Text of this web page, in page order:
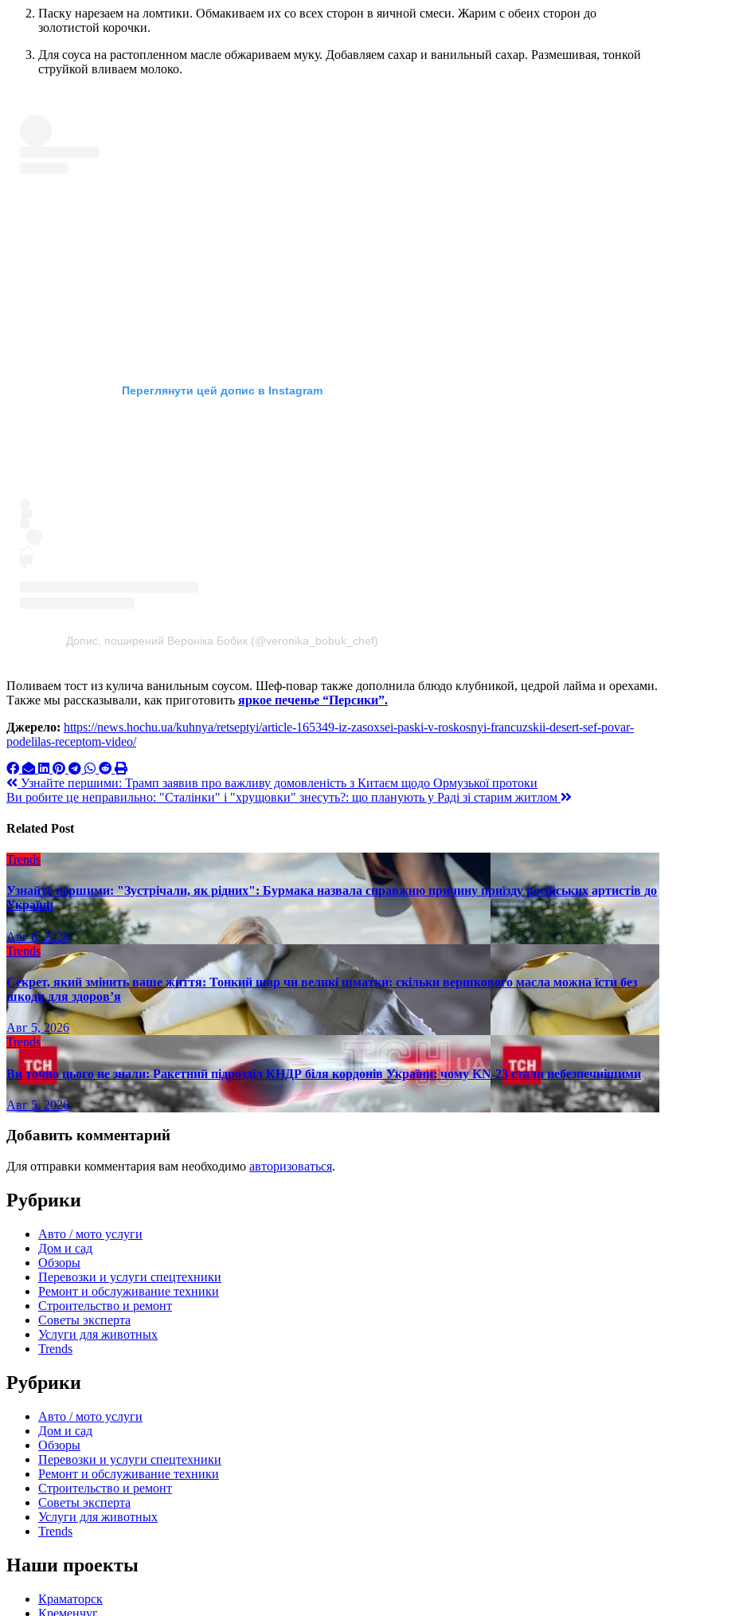
Паску нарезаем на ломтики. Обмакиваем их со всех сторон в яичной смеси. Жарим с обеих сторон до
золотистой корочки.
Для соуса на растопленном масле обжариваем муку. Добавляем сахар и ванильный сахар. Размешивая, тонкой
струйкой вливаем молоко.
Переглянути цей допис в Instagram
Допис, поширений Вероніка Бобик (@veronika_bobuk_chef)
Поливаем тост из кулича ванильным соусом. Шеф-повар также дополнила блюдо клубникой, цедрой лайма и орехами.
Также мы рассказывали, как приготовить яркое печенье “Персики”.
Джерело: https://news.hochu.ua/kuhnya/retseptyi/article-165349-iz-zasoxsei-paski-v-roskosnyi-francuzskii-desert-sef-povar-
podelilas-receptom-video/
Навигация
по
записям
Узнайте першими: Трамп заявив про важливу домовленість з Китаєм щодо Ормузької протоки
Ви робите це неправильно: "Сталінки" і "хрущовки" знесуть?: що планують у Раді зі старим житлом
Related Post
Trends
Узнайте першими: "Зустрічали, як рідних": Бурмака назвала справжню причину приїзду російських артистів до
України
Авг 6, 2026
Trends
Секрет, який змінить ваше життя: Тонкий шар чи великі шматки: скільки вершкового масла можна їсти без
шкоди для здоров’я
Авг 5, 2026
Trends
Ви точно цього не знали: Ракетний підрозділ КНДР біля кордонів України: чому KN-23 стали небезпечнішими
Авг 5, 2026
Добавить комментарий
Для отправки комментария вам необходимо авторизоваться.
Рубрики
Авто / мото услуги
Дом и сад
Обзоры
Перевозки и услуги спецтехники
Ремонт и обслуживание техники
Строительство и ремонт
Советы эксперта
Услуги для животных
Trends
Рубрики
Авто / мото услуги
Дом и сад
Обзоры
Перевозки и услуги спецтехники
Ремонт и обслуживание техники
Строительство и ремонт
Советы эксперта
Услуги для животных
Trends
Наши проекты
Краматорск
Кременчуг